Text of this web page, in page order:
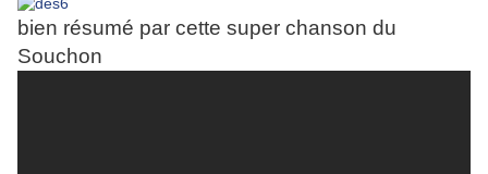
bien résumé par cette super chanson du
Souchon